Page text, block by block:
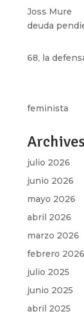
Joss Mure
deuda
68, la
feminista
Archives
julio 2026
junio 2026
mayo 2026
abril 2026
marzo 2026
febrero 2026
julio 2025
junio 2025
abril 2025